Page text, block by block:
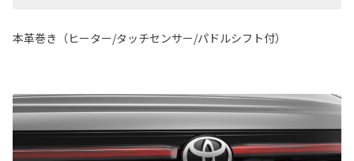
本革巻き（ヒーター/タッチセンサー/パドルシフト付）